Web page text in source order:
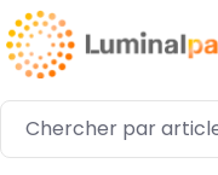
Passer au contenu